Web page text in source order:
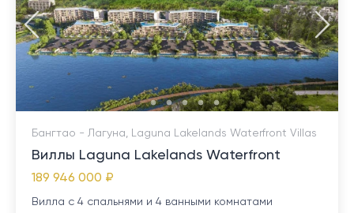
Бангтао - Лагуна, Laguna Lakelands Waterfront Villas
Виллы Laguna Lakelands Waterfront
189 946 000 ₽
Вилла с 4 спальнями и 4 ванными комнатами